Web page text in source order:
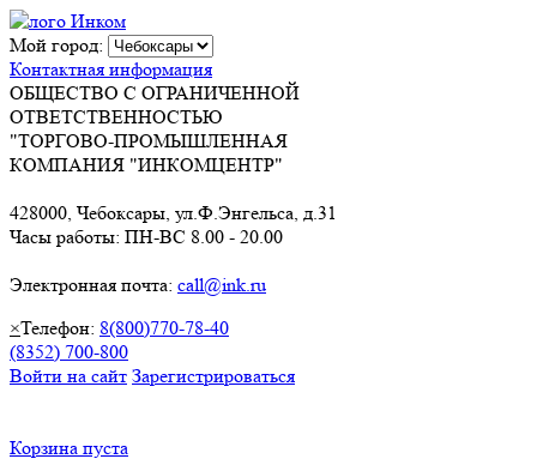
Мой город:
Контактная информация
ОБЩЕСТВО С ОГРАНИЧЕННОЙ
ОТВЕТСТВЕННОСТЬЮ
"ТОРГОВО-ПРОМЫШЛЕННАЯ
КОМПАНИЯ "ИНКОМЦЕНТР"
428000, Чебоксары, ул.Ф.Энгельса, д.31
Часы работы: ПН-ВС 8.00 - 20.00
Электронная почта: call@ink.ru
×Телефон: 8(800)770-78-40
(8352) 700-800
Войти на сайт Зарегистрироваться
Корзина пуста